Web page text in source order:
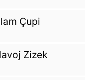
Çupi
Zizek